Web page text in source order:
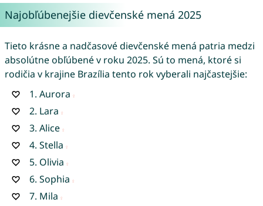
Najobľúbenejšie dievčenské mená 2025
Tieto krásne a nadčasové dievčenské mená patria medzi
absolútne obľúbené v roku 2025. Sú to mená, ktoré si
rodičia v krajine Brazília tento rok vyberali najčastejšie:
1. Aurora
2. Lara
3. Alice
4. Stella
5. Olivia
6. Sophia
7. Mila